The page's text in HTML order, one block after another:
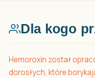
Dla kogo
Hemoroxin został
dorosłych, które